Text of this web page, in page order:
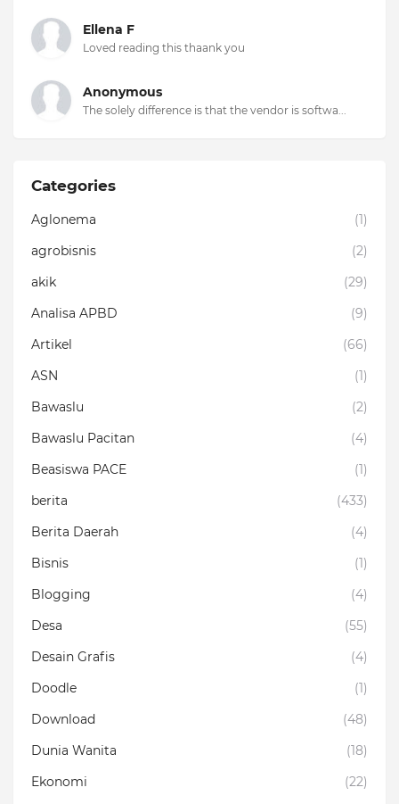
Ellena F
Loved reading this thaank you
Anonymous
The solely difference is that the vendor is softwa...
Categories
Aglonema
(1)
agrobisnis
(2)
akik
(29)
Analisa APBD
(9)
Artikel
(66)
ASN
(1)
Bawaslu
(2)
Bawaslu Pacitan
(4)
Beasiswa PACE
(1)
berita
(433)
Berita Daerah
(4)
Bisnis
(1)
Blogging
(4)
Desa
(55)
Desain Grafis
(4)
Doodle
(1)
Download
(48)
Dunia Wanita
(18)
Ekonomi
(22)